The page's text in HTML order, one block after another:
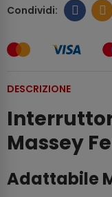
DESCRIZIONE
Massey
Adattabile